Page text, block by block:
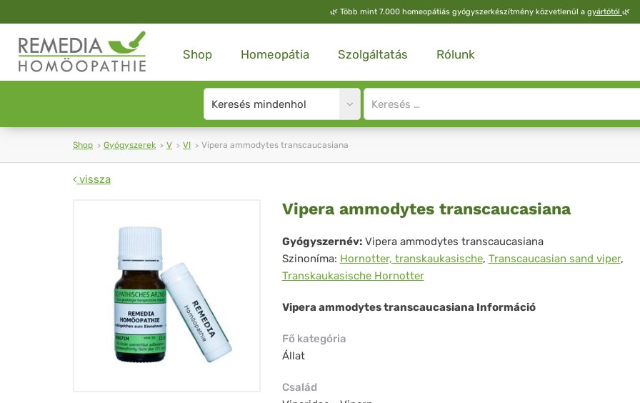
🌿 Több mint 7.000 homeopátiás gyógyszerkészítmény közvetlenül a gyártótól 🌿
Shop Homeopátia Szolgáltatás Rólunk
Search
type
Site
search
Shop Gyógyszerek V VI Vipera ammodytes transcaucasiana
vissza
Vipera
ammodytes
transcaucasiana
Vipera ammodytes transcaucasiana
Gyógyszernév: Vipera ammodytes transcaucasiana
Szinoníma: Hornotter, transkaukasische, Transcaucasian sand viper,
Transkaukasische Hornotter
Vipera ammodytes transcaucasiana Információ
Fő kategória
Állat
Család